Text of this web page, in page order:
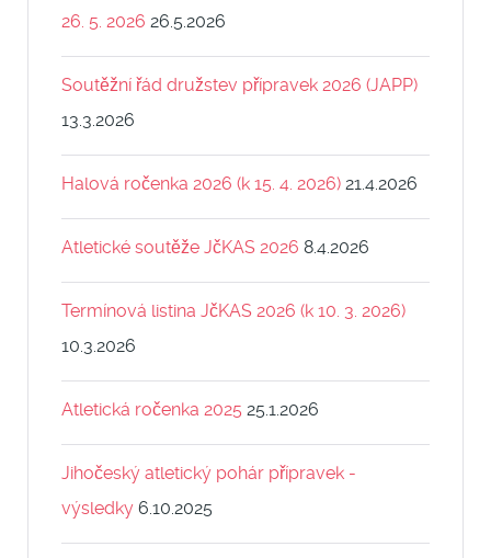
26. 5. 2026 26.5.2026
Soutěžní řád družstev přípravek 2026 (JAPP)
13.3.2026
Halová ročenka 2026 (k 15. 4. 2026) 21.4.2026
Atletické soutěže JčKAS 2026 8.4.2026
Termínová listina JčKAS 2026 (k 10. 3. 2026)
10.3.2026
Atletická ročenka 2025 25.1.2026
Jihočeský atletický pohár přípravek -
výsledky 6.10.2025